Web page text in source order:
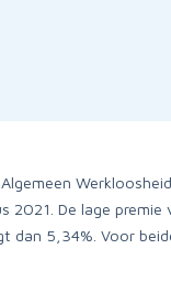
2021. De lage
5,34%. Voor